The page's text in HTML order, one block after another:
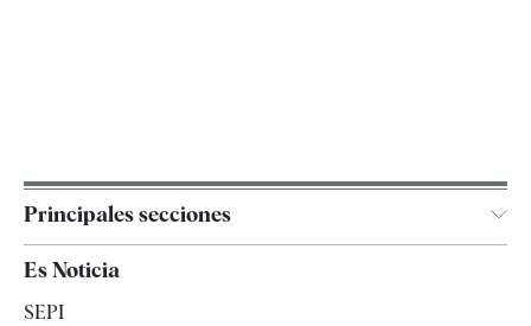
Principales secciones
España
Es Noticia
SEPI